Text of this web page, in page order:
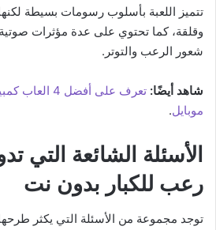
تتميز اللعبة بأسلوب رسومات بسيطة
وقلقة، كما تحتوي على عدة مؤثرات
شعور الرعب والتوتر.
شاهد أيضًا: تعرف على أفضل 4 العاب كمبيوتر قديمة تعمل عل
موبايل.
الأسئلة الشائعة التي
رعب للكبار بدون نت
توجد مجموعة من الأسئلة التي يكثر